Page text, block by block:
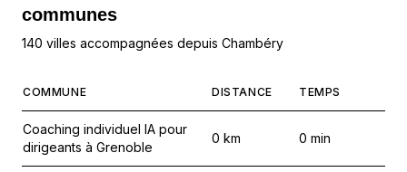
communes
140 villes accompagnées depuis Chambéry
COMMUNE DISTANCE TEMPS
Coaching individuel IA pour
dirigeants à Grenoble
0 km 0 min